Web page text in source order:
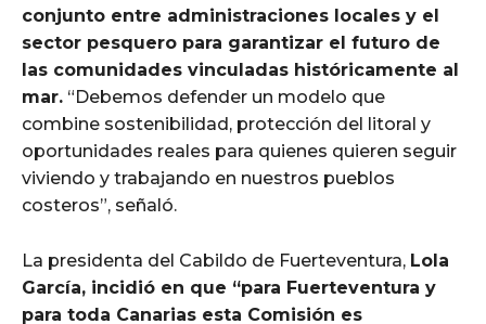
conjunto entre administraciones locales y el
sector pesquero para garantizar el futuro de
las comunidades vinculadas históricamente al
mar. “Debemos defender un modelo que
combine sostenibilidad, protección del litoral y
oportunidades reales para quienes quieren seguir
viviendo y trabajando en nuestros pueblos
costeros”, señaló.
La presidenta del Cabildo de Fuerteventura, Lola
García, incidió en que “para Fuerteventura y
para toda Canarias esta Comisión es